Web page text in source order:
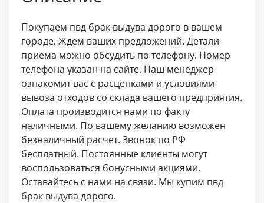
Покупаем пвд брак выдува дорого в вашем
городе. Ждем ваших предложений. Детали
приема можно обсудить по телефону. Номер
телефона указан на сайте. Наш менеджер
ознакомит вас с расценками и условиями
вывоза отходов со склада вашего предприятия.
Оплата производится нами по факту
наличными. По вашему желанию возможен
безналичный расчет. Звонок по РФ
бесплатный. Постоянные клиенты могут
воспользоваться бонусными акциями.
Оставайтесь с нами на связи. Мы купим пвд
брак выдува дорого.